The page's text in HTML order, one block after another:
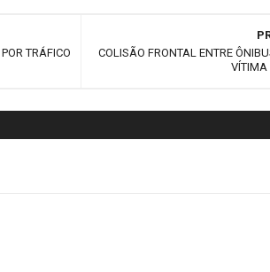
COLISÃO FRONTAL ENTRE
VÍTIMA
TRÁFICO